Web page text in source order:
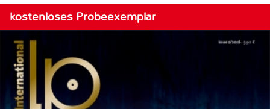
kostenloses Probeexemplar